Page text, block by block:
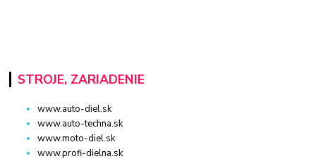
STROJE, ZARIADENIE
www.auto-diel.sk
www.auto-techna.sk
www.moto-diel.sk
www.profi-dielna.sk